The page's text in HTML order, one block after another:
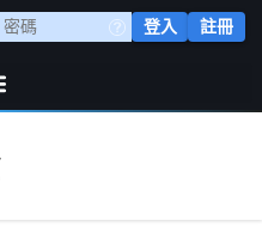
登入 註冊